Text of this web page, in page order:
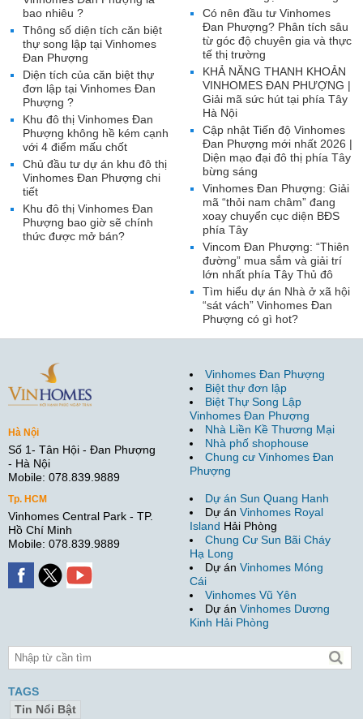
Có nên đầu tư Vinhomes
Đan Phượng? Phân tích sâu
từ góc độ chuyên gia và thực
tế thị trường
KHẢ NĂNG THANH KHOẢN
VINHOMES ĐAN PHƯỢNG |
Giải mã sức hút tại phía Tây
Hà Nội
Cập nhật Tiến độ Vinhomes
Đan Phượng mới nhất 2026 |
Diện mạo đại đô thị phía Tây
bừng sáng
Vinhomes Đan Phượng: Giải
mã “thỏi nam châm” đang
xoay chuyển cục diện BĐS
phía Tây
Vincom Đan Phượng: “Thiên
đường” mua sắm và giải trí
lớn nhất phía Tây Thủ đô
Tìm hiểu dự án Nhà ở xã hội
“sát vách” Vinhomes Đan
Phượng có gì hot?
bao nhiêu ?
Thông số diện tích căn biệt
thự song lập tại Vinhomes
Đan Phượng
Diện tích của căn biệt thự
đơn lập tại Vinhomes Đan
Phượng ?
Khu đô thị Vinhomes Đan
Phượng không hề kém cạnh
với 4 điểm mấu chốt
Chủ đầu tư dự án khu đô thị
Vinhomes Đan Phượng chi
tiết
Khu đô thị Vinhomes Đan
Phượng bao giờ sẽ chính
thức được mở bán?
Hà Nội
Số 1- Tân Hội - Đan Phượng
- Hà Nội
Mobile: 078.839.9889
Tp. HCM
Vinhomes Central Park - TP.
Hồ Chí Minh
Mobile: 078.839.9889
Vinhomes Đan Phượng
Biệt thự đơn lập
Biệt Thự Song Lập
Vinhomes Đan Phượng
Nhà Liền Kề Thương Mại
Nhà phố shophouse
Chung cư Vinhomes Đan
Phượng
Dự án Sun Quang Hanh
Dự án Vinhomes Royal
Island Hải Phòng
Chung Cư Sun Bãi Cháy
Hạ Long
Dự án Vinhomes Móng
Cái
Vinhomes Vũ Yên
Dự án Vinhomes Dương
Kinh Hải Phòng
TAGS
Tin Nổi Bật